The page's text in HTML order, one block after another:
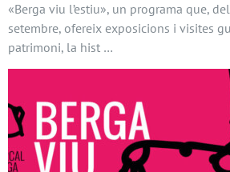
«Berga viu l’estiu», un programa que,
setembre, ofereix exposicions i visites
patrimoni, la hist …